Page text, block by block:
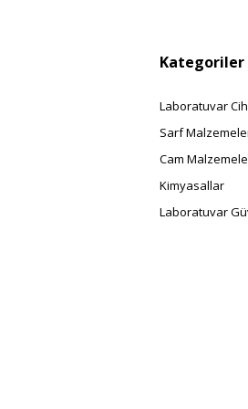
Kategoriler
Laboratuvar
Sarf
Cam
Kimyasallar
Laboratuvar